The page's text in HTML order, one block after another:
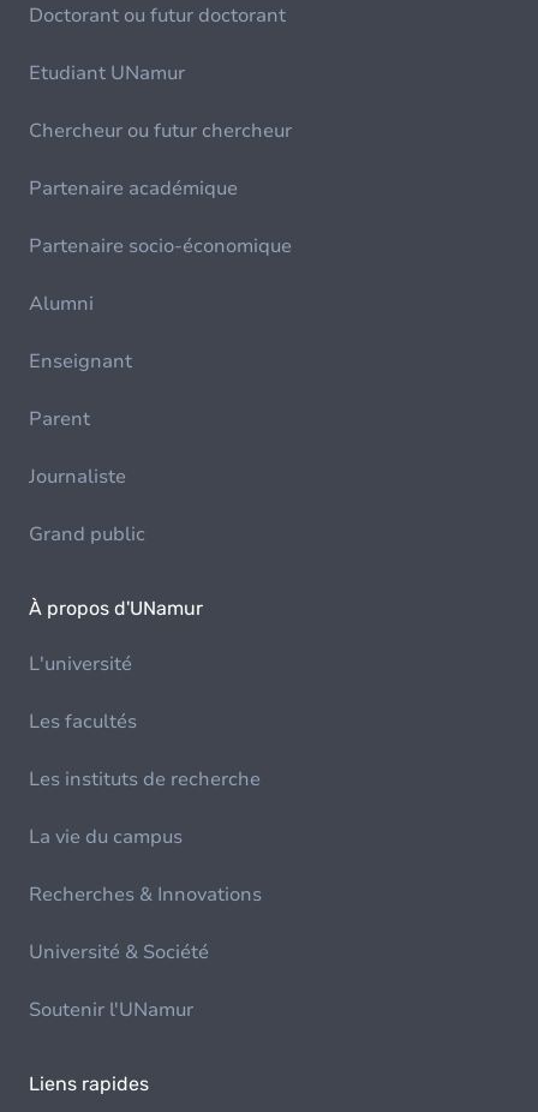
Doctorant ou futur doctorant
Etudiant UNamur
Chercheur ou futur chercheur
Partenaire académique
Partenaire socio-économique
Alumni
Enseignant
Parent
Journaliste
Grand public
À propos d'UNamur
L'université
Les facultés
Les instituts de recherche
La vie du campus
Recherches & Innovations
Université & Société
Soutenir l'UNamur
Liens rapides